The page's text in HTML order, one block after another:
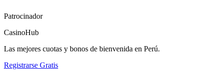
Patrocinador
CasinoHub
Las mejores cuotas y bonos de bienvenida en Perú.
Registrarse Gratis